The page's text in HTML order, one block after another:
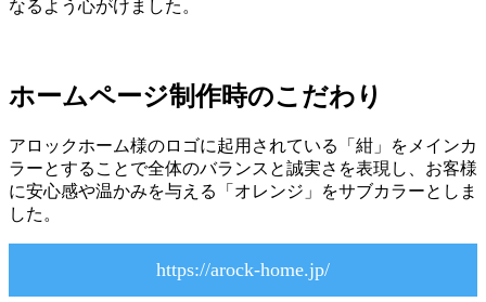
なるよう心がけました。
ホームページ制作時のこだわり
アロックホーム様のロゴに起用されている「紺」をメインカ
ラーとすることで全体のバランスと誠実さを表現し、お客様
に安心感や温かみを与える「オレンジ」をサブカラーとしま
した。
https://arock-home.jp/